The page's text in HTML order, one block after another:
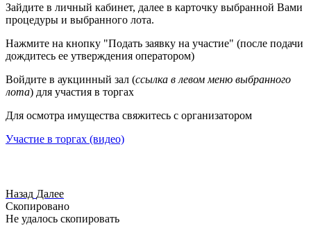
Зайдите в личный кабинет, далее в карточку выбранной Вами
процедуры и выбранного лота.
Нажмите на кнопку "Подать заявку на участие" (после подачи
дождитесь ее утверждения оператором)
Войдите в аукцинный зал (ссылка в левом меню выбранного
лота) для участия в торгах
Для осмотра имущества свяжитесь с организатором
Участие в торгах (видео)
Назад Далее
Скопировано
Не удалось скопировать